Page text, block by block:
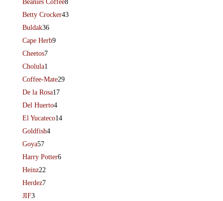
Beanies Coffee8
Betty Crocker43
Buldak36
Cape Herb9
Cheetos7
Cholula1
Coffee-Mate29
De la Rosa17
Del Huerto4
El Yucateco14
Goldfish4
Goya57
Harry Potter6
Heinz22
Herdez7
JIF3